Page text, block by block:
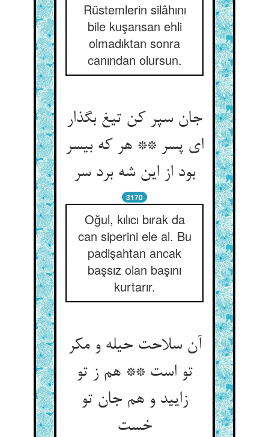
Rüstemlerin silâhını
bile kuşansan ehli
olmadıktan sonra
canından olursun.
جان سپر کن تیغ بگذار
ای پسر ** هر که بی‏سر
بود از این شه برد سر
3170
Oğul, kılıcı bırak da
can siperini ele al. Bu
padişahtan ancak
başsız olan başını
kurtarır.
آن سلاحت حیله و مکر
تو است ** هم ز تو
زایید و هم جان تو
خست‏